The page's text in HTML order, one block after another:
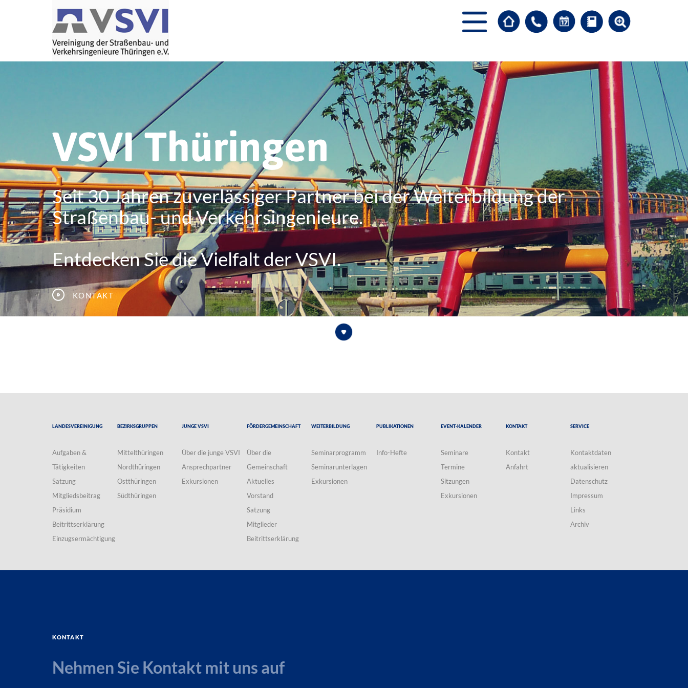
VSVI Thüringen
Seit 30 Jahren zuverlässiger Partner bei der Weiterbildung der
Straßenbau- und Verkehrsingenieure.
Entdecken Sie die Vielfalt der VSVI.
Kontakt
Landesvereinigung
Aufgaben &
Tätigkeiten
Satzung
Mitgliedsbeitrag
Präsidium
Beitrittserklärung
Einzugsermächtigung
Bezirksgruppen
Mittelthüringen
Nordthüringen
Ostthüringen
Südthüringen
Junge VSVI
Über die junge VSVI
Ansprechpartner
Exkursionen
Fördergemeinschaft
Über die
Gemeinschaft
Aktuelles
Vorstand
Satzung
Mitglieder
Beitrittserklärung
Weiterbildung
Seminarprogramm
Seminarunterlagen
Exkursionen
Publikationen
Info-Hefte
Event-Kalender
Seminare
Termine
Sitzungen
Exkursionen
Kontakt
Kontakt
Anfahrt
Service
Kontaktdaten
aktualisieren
Datenschutz
Impressum
Links
Archiv
Kontakt
Nehmen Sie Kontakt mit uns auf